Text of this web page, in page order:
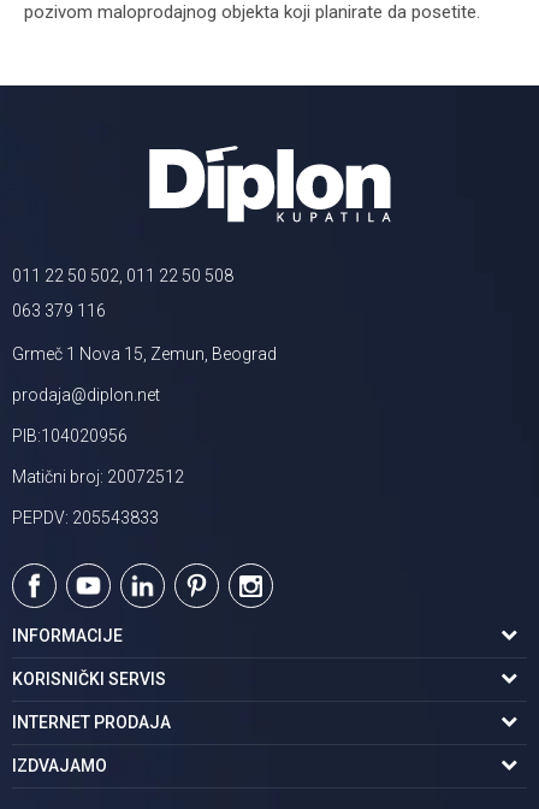
pozivom maloprodajnog objekta koji planirate da posetite.
011 22 50 502, 011 22 50 508
063 379 116
Grmeč 1 Nova 15, Zemun, Beograd
prodaja@diplon.net
PIB:104020956
Matični broj: 20072512
PEPDV: 205543833
INFORMACIJE
O nama
Podaci o trgovcu
Karijera | postani deo tima
KORISNIČKI SERVIS
Uslovi korišćenja
Politika privatnosti
INTERNET PRODAJA
Kako kupiti
IZDVAJAMO